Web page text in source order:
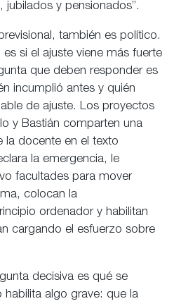
jubilados y pensionados”.
también es político.
si el ajuste viene más fuerte
que deben responder es
incumplió antes y quién
de ajuste. Los proyectos
y Bastián comparten una
la docente en el texto
la emergencia, le
facultades para mover
colocan la
ordenador y habilitan
cargando el esfuerzo sobre
decisiva es qué se
habilita algo grave: que la